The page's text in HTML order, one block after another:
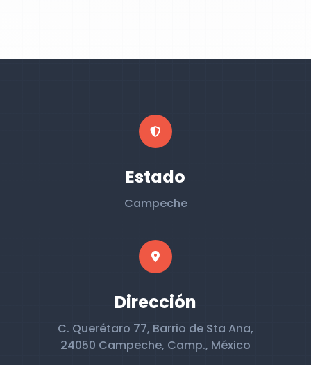
Estado
Campeche
Dirección
C. Querétaro 77, Barrio de Sta Ana,
24050 Campeche, Camp., México